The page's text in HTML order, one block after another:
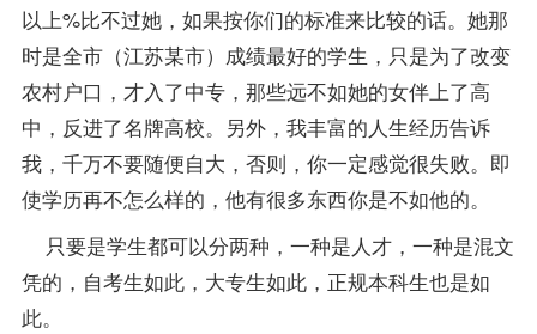
以上%比不过她，如果按你们的标准来比较的话。她那
时是全市（江苏某市） 成绩最好的学生，只是为了改变
农村户口，才入了中专，那些远不如她的女伴上了高
中，反进了名牌高校。另外，我丰富的人生经历告诉
我，千万不要随便自大，否则，你一定感觉很失败。即
使学历再不怎么样的，他有很多东西你是不如他的。
只要是学生都可以分两种，一种是人才，一种是混文
凭的，自考生如此，大专生如此，正规本科生也是如
此。